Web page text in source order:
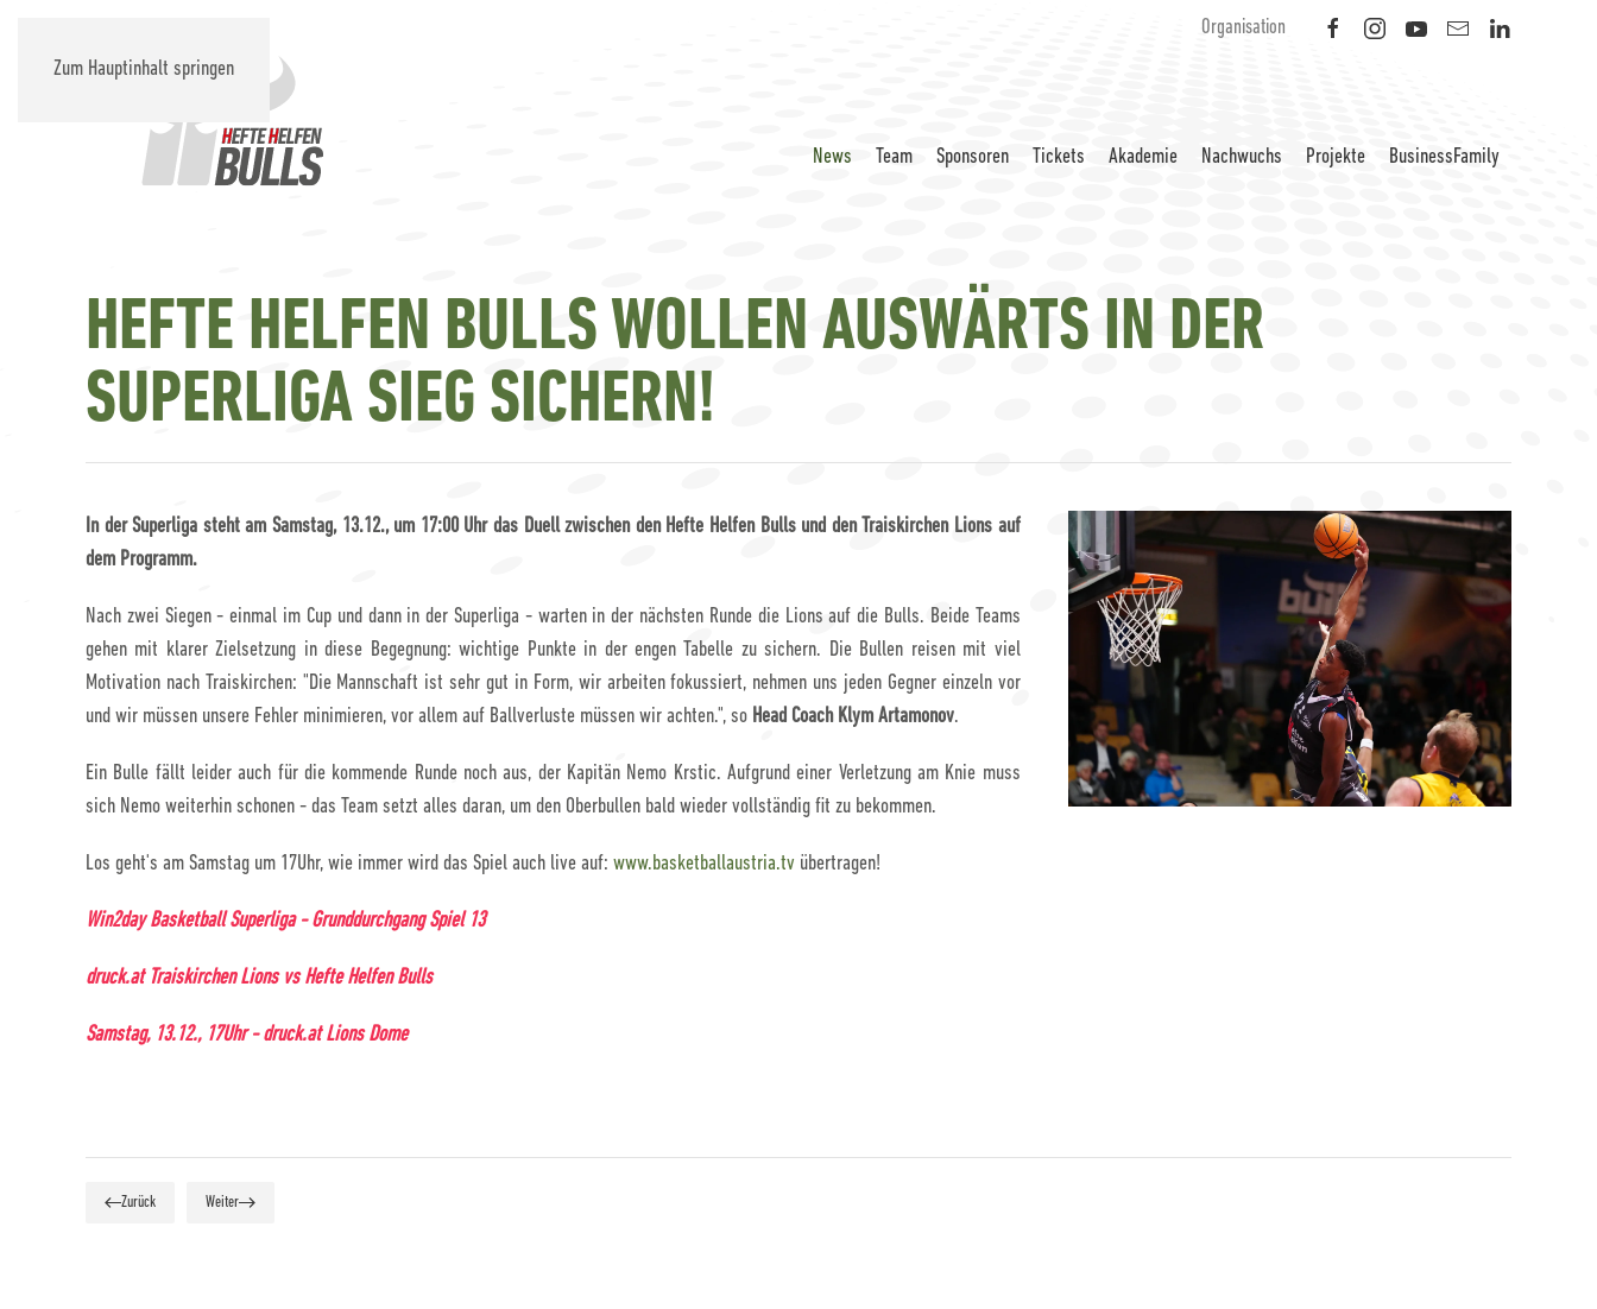
Zum Hauptinhalt springen
Organisation
News Team Sponsoren Tickets Akademie Nachwuchs Projekte BusinessFamily
HEFTE HELFEN BULLS WOLLEN AUSWÄRTS IN DER
SUPERLIGA SIEG SICHERN!
In der Superliga steht am Samstag, 13.12., um 17:00 Uhr das Duell zwischen den Hefte Helfen Bulls und den Traiskirchen Lions auf
dem Programm.
Nach zwei Siegen - einmal im Cup und dann in der Superliga - warten in der nächsten Runde die Lions auf die Bulls. Beide Teams
gehen mit klarer Zielsetzung in diese Begegnung: wichtige Punkte in der engen Tabelle zu sichern. Die Bullen reisen mit viel
Motivation nach Traiskirchen: "Die Mannschaft ist sehr gut in Form, wir arbeiten fokussiert, nehmen uns jeden Gegner einzeln vor
und wir müssen unsere Fehler minimieren, vor allem auf Ballverluste müssen wir achten.", so Head Coach Klym Artamonov.
Ein Bulle fällt leider auch für die kommende Runde noch aus, der Kapitän Nemo Krstic. Aufgrund einer Verletzung am Knie muss
sich Nemo weiterhin schonen - das Team setzt alles daran, um den Oberbullen bald wieder vollständig fit zu bekommen.
Los geht's am Samstag um 17Uhr, wie immer wird das Spiel auch live auf: www.basketballaustria.tv übertragen!
Win2day Basketball Superliga - Grunddurchgang Spiel 13
druck.at Traiskirchen Lions vs Hefte Helfen Bulls
Samstag, 13.12., 17Uhr - druck.at Lions Dome
Zurück Weiter